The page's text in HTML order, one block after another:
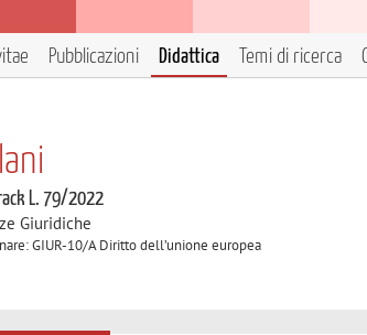
Pubblicazioni Didattica Temi di ricerca
L. 79/2022
Giuridiche
GIUR-10/A Diritto dell’unione europea